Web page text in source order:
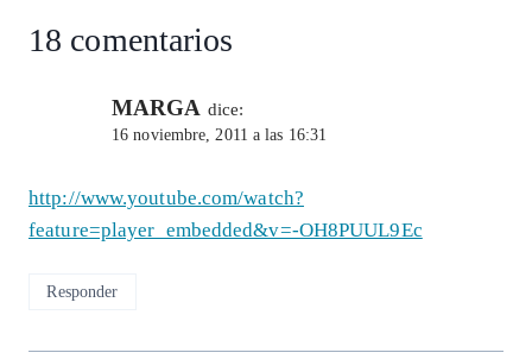
p
k
18 comentarios
MARGA dice:
16 noviembre, 2011 a las 16:31
http://www.youtube.com/watch?
feature=player_embedded&v=-OH8PUUL9Ec
Responder